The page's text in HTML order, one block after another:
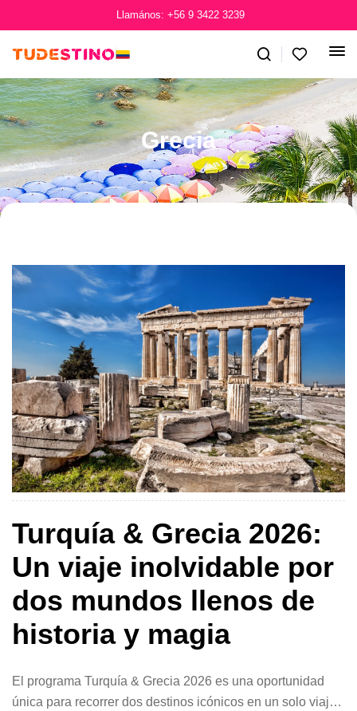
Llamános: +56 9 3422 3239
Grecia
Turquía & Grecia 2026:
Un viaje inolvidable por
dos mundos llenos de
historia y magia
El programa Turquía & Grecia 2026 es una oportunidad
única para recorrer dos destinos icónicos en un solo viaje.